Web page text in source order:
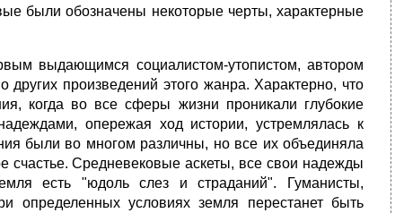
были обозначены некоторые черты, характерные
выдающимся социалистом-утопистом, автором
произведений этого жанра. Характерно, что
когда во все сферы жизни проникали глубокие
опережая ход истории, устремлялась к
были во многом различны, но все их объединяла
счастье. Средневековые аскеты, все свои надежды
есть "юдоль слез и страданий". Гуманисты,
определенных условиях земля перестанет быть